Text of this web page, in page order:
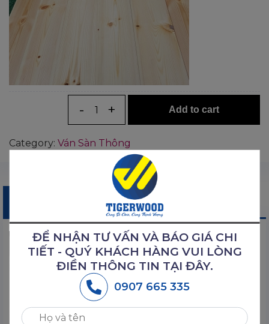
Add to cart
Category: Ván Sàn Thông
Reviews (0)
ĐỂ NHẬN TƯ VẤN VÀ BÁO GIÁ CHI
TIẾT - QUÝ KHÁCH HÀNG VUI LÒNG
ĐIỀN THÔNG TIN TẠI ĐÂY.
0907 665 335